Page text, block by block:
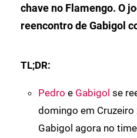
chave no Flamengo. O
reencontro de Gabigol
TL;DR:
Pedro e Gabigol se
domingo em Cruzeiro
Gabigol agora no